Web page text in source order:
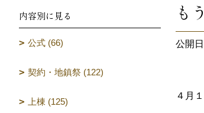
も
公開
４月
内容別に見る
公式 (66)
契約・地鎮祭 (122)
上棟 (125)